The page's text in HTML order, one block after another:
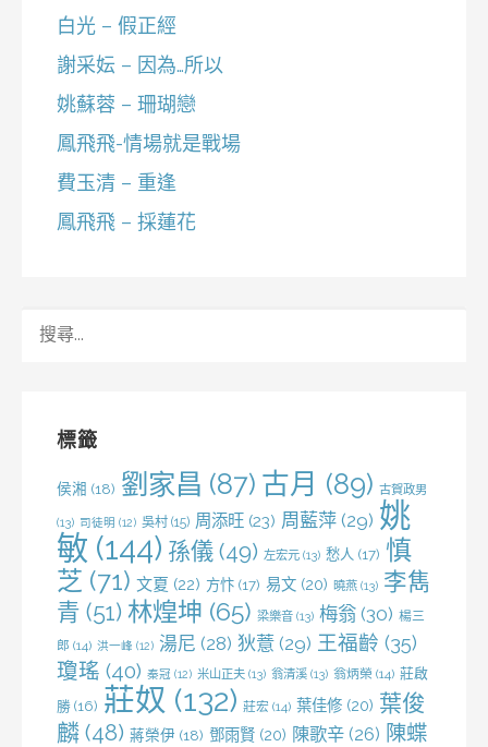
白光 – 假正經
謝采妘 – 因為…所以
姚蘇蓉 – 珊瑚戀
鳳飛飛-情場就是戰場
費玉清 – 重逢
鳳飛飛 – 採蓮花
標籤
侯湘 (18) 劉家昌 (87) 古月 (89) 古賀政男
(13) 司徒明 (12) 吳村 (15) 周添旺 (23) 周藍萍 (29) 姚
敏 (144) 孫儀 (49) 左宏元 (13) 愁人 (17) 慎
芝 (71) 文夏 (22) 方忭 (17) 易文 (20) 曉燕 (13) 李雋
青 (51) 林煌坤 (65) 梁樂音 (13) 梅翁 (30) 楊三
郎 (14) 洪一峰 (12) 湯尼 (28) 狄薏 (29) 王福齡 (35)
瓊瑤 (40) 秦冠 (12) 米山正夫 (13) 翁清溪 (13) 翁炳榮 (14) 莊啟
勝 (16) 莊奴 (132) 莊宏 (14) 葉佳修 (20) 葉俊
麟 (48) 蔣榮伊 (18) 鄧雨賢 (20) 陳歌辛 (26) 陳蝶